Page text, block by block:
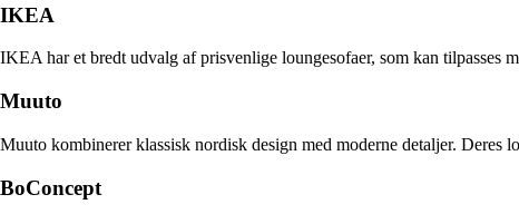
IKEA
IKEA har et bredt udvalg af prisvenlige loungesofaer, som kan
Muuto
Muuto kombinerer klassisk nordisk design med moderne detaljer.
BoConcept